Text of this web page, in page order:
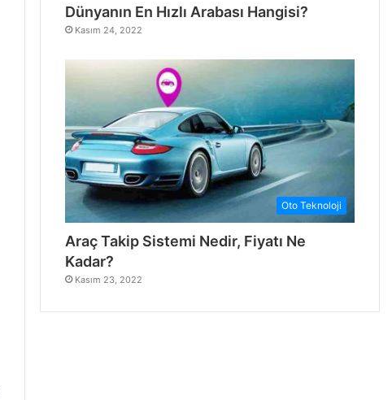
Dünyanın En Hızlı Arabası Hangisi?
Kasım 24, 2022
Oto Teknoloji
Araç Takip Sistemi Nedir, Fiyatı Ne
Kadar?
Kasım 23, 2022